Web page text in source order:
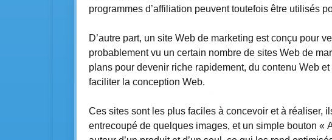
programmes d’affiliation peuvent toutefois être utilisés
D’autre part, un site Web de marketing est conçu pour
probablement vu un certain nombre de sites Web de
plans pour devenir riche rapidement, du contenu Web
faciliter la conception Web.
Ces sites sont les plus faciles à concevoir et à réaliser,
entrecoupé de quelques images, et un simple bouton «